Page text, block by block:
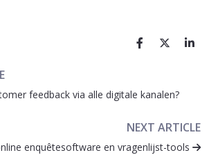
feedback via alle digitale kanalen?
NEXT ARTICLE
enquêtesoftware en vragenlijst-tools